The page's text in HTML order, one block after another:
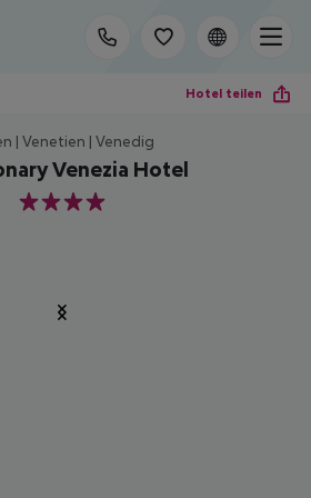
Hotel teilen
| Venetien | Venedig
Venezia Hotel
4